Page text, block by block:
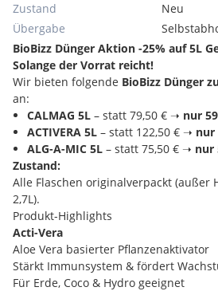
Zustand
Neu
Übergabe
BioBizz Dünger Aktion -25% auf 5L
Solange der Vorrat reicht!
Wir bieten folgende BioBizz Dünger
an:
CALMAG 5L – statt 79,50 € ➝ nur
ACTIVERA 5L – statt 122,50 € ➝ nur
ALG-A-MIC 5L – statt 75,50 € ➝ nur
Zustand:
Alle Flaschen originalverpackt (außer
2,7L).
Produkt-Highlights
Acti-Vera
Aloe Vera basierter Pflanzenaktivator
Stärkt Immunsystem & fördert
Für Erde, Coco & Hydro geeignet